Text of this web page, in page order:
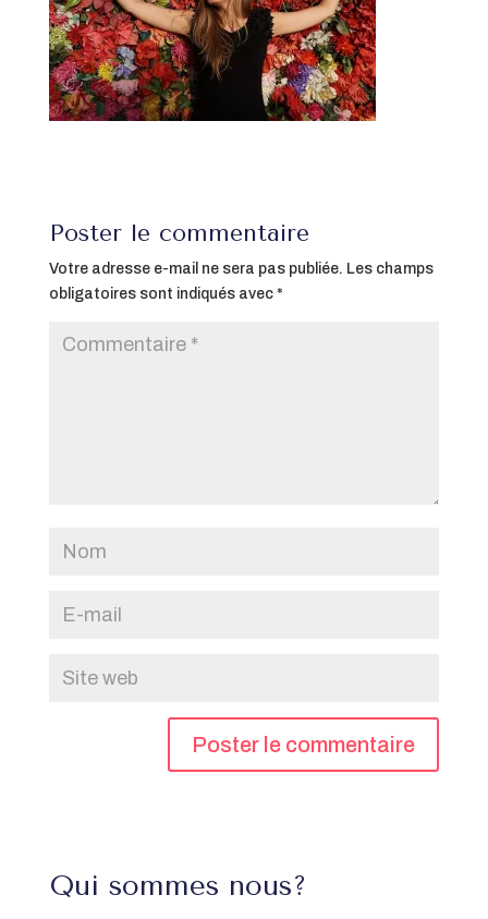
Poster le commentaire
Votre adresse e-mail ne sera pas publiée. Les champs
obligatoires sont indiqués avec *
Qui sommes nous?